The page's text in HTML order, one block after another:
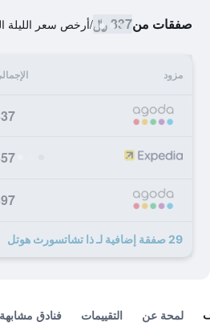
صفقات من337 ﷼ /أرخص سعر الليلة
مزود
29 صفقة إضافية لـ ذا تشاتسورث هوتل
لمحة عن التقييمات فنادق مشابهة